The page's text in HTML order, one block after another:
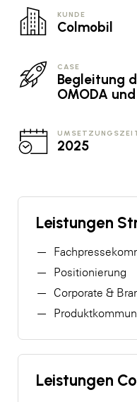
KUNDE
Colmobil
CASE
Begleitung
OMODA
2025
Leistungen
Positionierung
Corporate &
Leistungen